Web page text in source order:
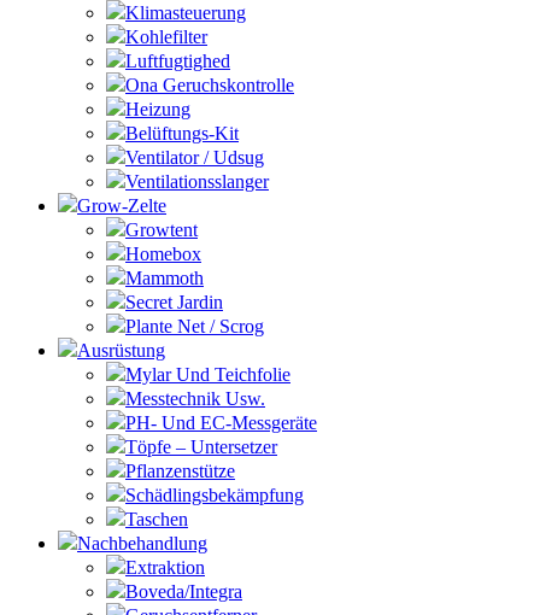
Klimasteuerung
Kohlefilter
Luftfugtighed
Ona Geruchskontrolle
Heizung
Belüftungs-Kit
Ventilator / Udsug
Ventilationsslanger
Grow-Zelte
Growtent
Homebox
Mammoth
Secret Jardin
Plante Net / Scrog
Ausrüstung
Mylar Und Teichfolie
Messtechnik Usw.
PH- Und EC-Messgeräte
Töpfe – Untersetzer
Pflanzenstütze
Schädlingsbekämpfung
Taschen
Nachbehandlung
Extraktion
Boveda/Integra